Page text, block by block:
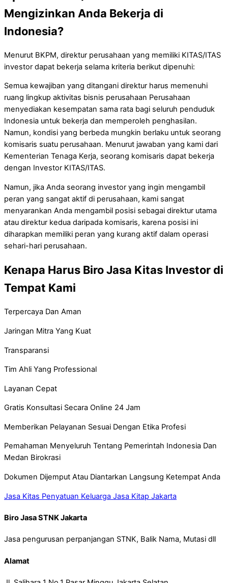
Mengizinkan Anda Bekerja di
Indonesia?
Menurut BKPM, direktur perusahaan yang memiliki KITAS/ITAS
investor dapat bekerja selama kriteria berikut dipenuhi:
Semua kewajiban yang ditangani direktur harus memenuhi
ruang lingkup aktivitas bisnis perusahaan Perusahaan
menyediakan kesempatan sama rata bagi seluruh penduduk
Indonesia untuk bekerja dan memperoleh penghasilan.
Namun, kondisi yang berbeda mungkin berlaku untuk seorang
komisaris suatu perusahaan. Menurut jawaban yang kami dari
Kementerian Tenaga Kerja, seorang komisaris dapat bekerja
dengan Investor KITAS/ITAS.
Namun, jika Anda seorang investor yang ingin mengambil
peran yang sangat aktif di perusahaan, kami sangat
menyarankan Anda mengambil posisi sebagai direktur utama
atau direktur kedua daripada komisaris, karena posisi ini
diharapkan memiliki peran yang kurang aktif dalam operasi
sehari-hari perusahaan.
Kenapa Harus Biro Jasa Kitas Investor di
Tempat Kami
Terpercaya Dan Aman
Jaringan Mitra Yang Kuat
Transparansi
Tim Ahli Yang Professional
Layanan Cepat
Gratis Konsultasi Secara Online 24 Jam
Memberikan Pelayanan Sesuai Dengan Etika Profesi
Pemahaman Menyeluruh Tentang Pemerintah Indonesia Dan
Medan Birokrasi
Dokumen Dijemput Atau Diantarkan Langsung Ketempat Anda
Jasa Kitas Penyatuan Keluarga Jasa Kitap Jakarta
Biro Jasa STNK Jakarta
Jasa pengurusan perpanjangan STNK, Balik Nama, Mutasi dll
Alamat